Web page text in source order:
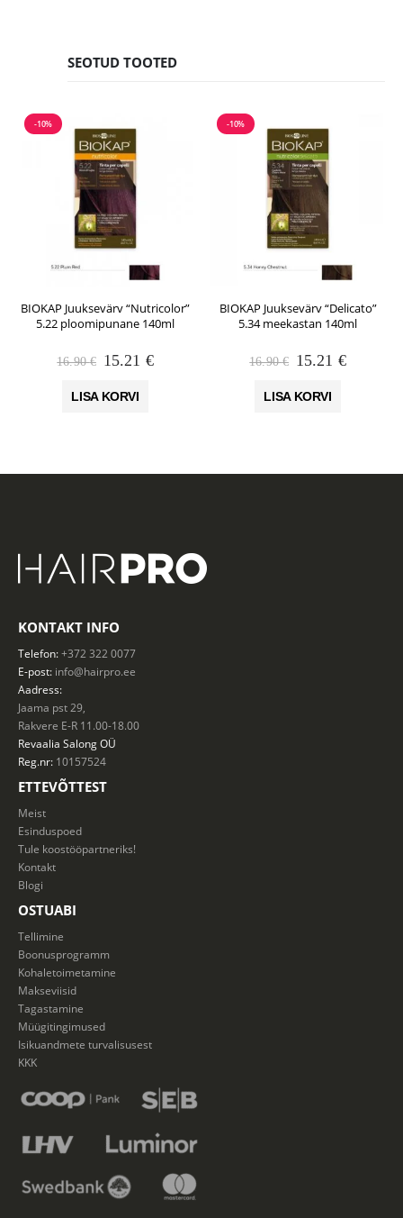
SEOTUD TOOTED
-10%
BIOKAP Juuksevärv “Nutricolor”
5.22 ploomipunane 140ml
16.90€ Algne
oli:
15.21 €Praegune
LISA KORVI
-10%
BIOKAP Juuksevärv “Delicato”
5.34 meekastan 140ml
16.90€ Algne
oli:
15.21 €
LISA KORVI
KONTAKT INFO
Telefon:+372 322 0077
E-post: info@hairpro.ee
Aadress:
Jaama pst 29,
Rakvere E-R 11.00-18.00
Revaalia SalongOÜ
Reg.nr: 10157524
ETTEVÕTTEST
Meist
Esinduspoed
Tule koostööpartneriks!
Kontakt
Blogi
OSTUABI
Tellimine
Boonusprogramm
Kohaletoimetamine
Makseviisid
Tagastamine
Müügitingimused
Isikuandmete turvalisusest
KKK